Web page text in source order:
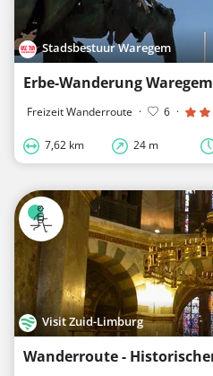
Stadsbestuur Waregem
Erbe-Wanderung Waregem
Freizeit Wanderroute · 6 ·
7,62 km 24 m
Visit Zuid-Limburg